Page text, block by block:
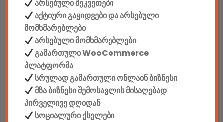
დისკები
ჩანთები
სეიფები
კონსტრუქტორები
არსებული შეკვეთები
აქტიური გაყიდვები და არსებული
მომხმარებლები
არსებული მომხმარებლები
გამართული WooCommerce
პლატფორმა
სრულად გამართული ონლაინ ბიზნესი
მზა ბიზნესი შემოსავლის მისაღებად
პირველივე დღიდან
სოციალური ქსელები